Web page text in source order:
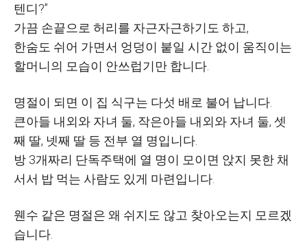
텐디?”
가끔 손끝으로 허리를 자근자근하기도 하고,
한숨도 쉬어 가면서 엉덩이 붙일 시간 없이 움직이는
할머니의 모습이 안쓰럽기만 합니다
명절이 되면 이 집 식구는 다섯 배로 불어 납니다
큰아들 내외와 자녀 둘, 작은아들 내외와 자녀 둘, 셋
째 딸, 넷째 딸 등 전부 열 명입니다
방 3개짜리 단독주택에 열 명이 모이면 앉지 못한 채
서서 밥 먹는 사람도 있게 마련입니다
웬수 같은 명절은 왜 쉬지도 않고 찾아오는지 모르겠
습니다